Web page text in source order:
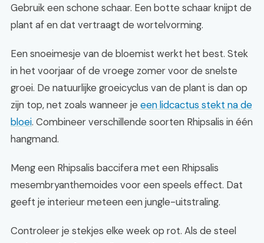
Gebruik een schone schaar. Een botte schaar knijpt de
plant af en dat vertraagt de wortelvorming.
Een snoeimesje van de bloemist werkt het best. Stek
in het voorjaar of de vroege zomer voor de snelste
groei. De natuurlijke groeicyclus van de plant is dan op
zijn top, net zoals wanneer je een lidcactus stekt na de
bloei. Combineer verschillende soorten Rhipsalis in één
hangmand.
Meng een Rhipsalis baccifera met een Rhipsalis
mesembryanthemoides voor een speels effect. Dat
geeft je interieur meteen een jungle-uitstraling.
Controleer je stekjes elke week op rot. Als de steel